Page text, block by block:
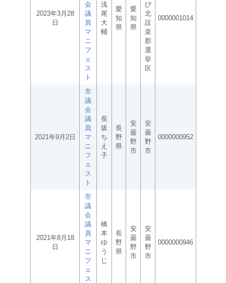
2023年3月28
日
会
議
員
マ
ニ
フ
ェ
ス
ト
浅
尾
大
輔
愛
知
県
愛
知
県
び
北
設
楽
郡
選
挙
区
0000001014
2021年9月2日
市
議
会
議
員
マ
ニ
フ
ェ
ス
ト
長
坂
ち
え
子
長
野
県
安
曇
野
市
安
曇
野
市
0000000952
2021年8月18
日
市
議
会
議
員
マ
ニ
フ
ェ
ス
橋
本
ゆ
う
じ
長
野
県
安
曇
野
市
安
曇
野
市
0000000946